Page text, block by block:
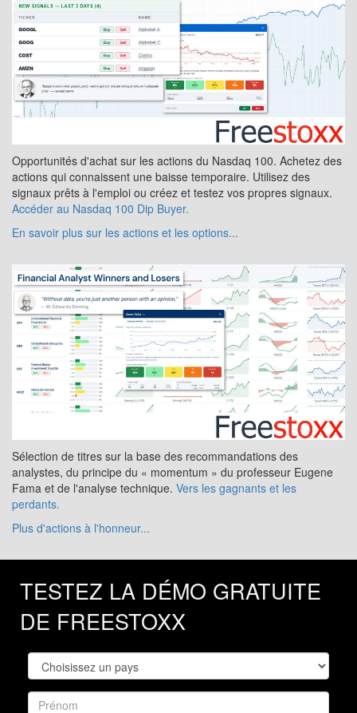
Opportunités d'achat sur les actions du Nasdaq 100. Achetez des
actions qui connaissent une baisse temporaire. Utilisez des
signaux prêts à l'emploi ou créez et testez vos propres signaux.
Accéder au Nasdaq 100 Dip Buyer.
En savoir plus sur les actions et les options...
Sélection de titres sur la base des recommandations des
analystes, du principe du « momentum » du professeur Eugene
Fama et de l'analyse technique. Vers les gagnants et les
perdants.
Plus d'actions à l'honneur...
TESTEZ LA DÉMO GRATUITE
DE FREESTOXX